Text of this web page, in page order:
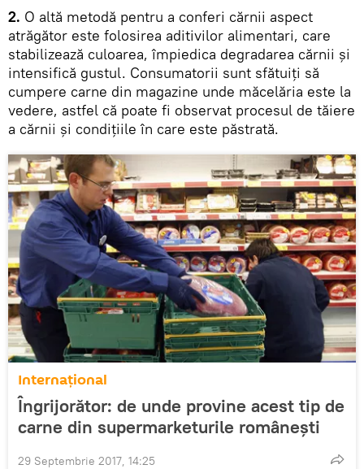
2. O altă metodă pentru a conferi cărnii aspect
atrăgător este folosirea aditivilor alimentari, care
stabilizează culoarea, împiedica degradarea cărnii şi
intensifică gustul. Consumatorii sunt sfătuiţi să
cumpere carne din magazine unde măcelăria este la
vedere, astfel că poate fi observat procesul de tăiere
a cărnii și condițiile în care este păstrată.
Internaţional
Îngrijorător: de unde provine acest tip de
carne din supermarketurile româneşti
29 Septembrie 2017, 14:25